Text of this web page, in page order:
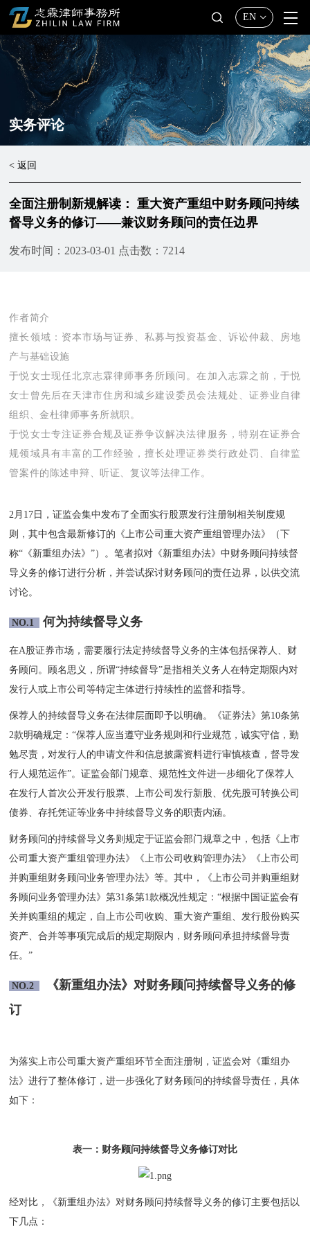
EN
实务评论
< 返回
全面注册制新规解读： 重大资产重组中财务顾问持续
督导义务的修订——兼议财务顾问的责任边界
发布时间：2023-03-01 点击数：7214
作者简介
擅长领域：资本市场与证券、私募与投资基金、诉讼仲裁、房地
产与基础设施
于悦女士现任北京志霖律师事务所顾问。在加入志霖之前，于悦
女士曾先后在天津市住房和城乡建设委员会法规处、证券业自律
组织、金杜律师事务所就职。
于悦女士专注证券合规及证券争议解决法律服务，特别在证券合
规领域具有丰富的工作经验，擅长处理证券类行政处罚、自律监
管案件的陈述申辩、听证、复议等法律工作。
2月17日，证监会集中发布了全面实行股票发行注册制相关制度规
则，其中包含最新修订的《上市公司重大资产重组管理办法》（下
称“《新重组办法》”）。笔者拟对《新重组办法》中财务顾问持续督
导义务的修订进行分析，并尝试探讨财务顾问的责任边界，以供交流
讨论。
NO.1 何为持续督导义务
在A股证券市场，需要履行法定持续督导义务的主体包括保荐人、财
务顾问。顾名思义，所谓“持续督导”是指相关义务人在特定期限内对
发行人或上市公司等特定主体进行持续性的监督和指导。
保荐人的持续督导义务在法律层面即予以明确。《证券法》第10条第
2款明确规定：“保荐人应当遵守业务规则和行业规范，诚实守信，勤
勉尽责，对发行人的申请文件和信息披露资料进行审慎核查，督导发
行人规范运作”。证监会部门规章、规范性文件进一步细化了保荐人
在发行人首次公开发行股票、上市公司发行新股、优先股可转换公司
债券、存托凭证等业务中持续督导义务的职责内涵。
财务顾问的持续督导义务则规定于证监会部门规章之中，包括《上市
公司重大资产重组管理办法》《上市公司收购管理办法》《上市公司
并购重组财务顾问业务管理办法》等。其中，《上市公司并购重组财
务顾问业务管理办法》第31条第1款概况性规定：“根据中国证监会有
关并购重组的规定，自上市公司收购、重大资产重组、发行股份购买
资产、合并等事项完成后的规定期限内，财务顾问承担持续督导责
任。”
NO.2 《新重组办法》对财务顾问持续督导义务的修
订
为落实上市公司重大资产重组环节全面注册制，证监会对《重组办
法》进行了整体修订，进一步强化了财务顾问的持续督导责任，具体
如下：
表一：财务顾问持续督导义务修订对比
经对比，《新重组办法》对财务顾问持续督导义务的修订主要包括以
下几点：